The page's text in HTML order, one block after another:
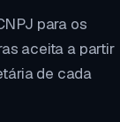
para os
aceita a partir
de cada